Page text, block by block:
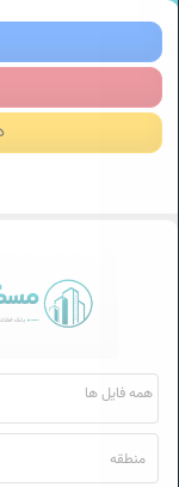
مسکن فایل |
مسکن
فایل
منطقه